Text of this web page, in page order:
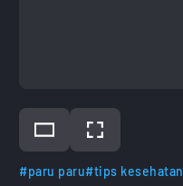
#paru paru#tips kesehatan